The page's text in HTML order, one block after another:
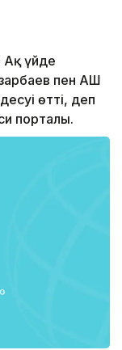
Ақ үйде
пен АҚШ
өтті, деп
порталы.